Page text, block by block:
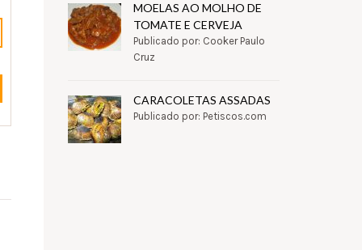
MOELAS AO MOLHO DE
TOMATE E CERVEJA
Publicado por: Cooker Paulo
Cruz
CARACOLETAS ASSADAS
Publicado por: Petiscos.com